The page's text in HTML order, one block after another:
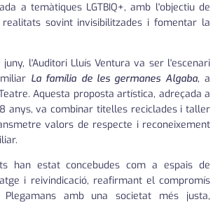
a temàtiques LGTBIQ+, amb l'objectiu de
sovint invisibilitzades i fomentar la
l'Auditori Lluís Ventura va ser l'escenari
La família de les germanes Algaba, a
Aquesta proposta artística, adreçada a
anys, va combinar titelles reciclades i taller
valors de respecte i reconeixement
han estat concebudes com a espais de
i reivindicació, reafirmant el compromís
amb una societat més justa,